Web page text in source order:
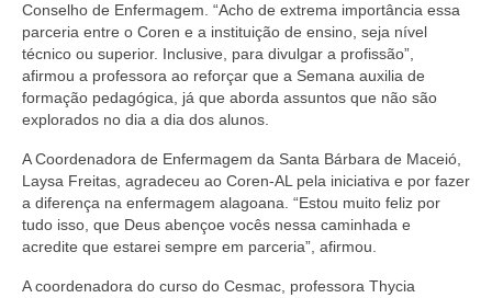
Procedimento para registro
Clube de Vantagens
Valores dos serviços
Notícias
Ouvidoria
Contatos
Conselho de Enfermagem. “Acho de extrema importância essa
parceria entre o Coren e a instituição de ensino, seja nível
técnico ou superior. Inclusive, para divulgar a profissão”,
afirmou a professora ao reforçar que a Semana auxilia de
formação pedagógica, já que aborda assuntos que não são
explorados no dia a dia dos alunos.
A Coordenadora de Enfermagem da Santa Bárbara de Maceió,
Laysa Freitas, agradeceu ao Coren-AL pela iniciativa e por fazer
a diferença na enfermagem alagoana. “Estou muito feliz por
tudo isso, que Deus abençoe vocês nessa caminhada e
acredite que estarei sempre em parceria”, afirmou.
A coordenadora do curso do Cesmac, professora Thycia